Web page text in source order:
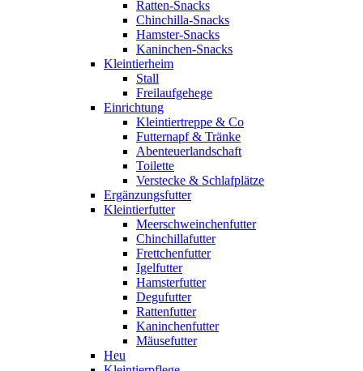
Ratten-Snacks
Chinchilla-Snacks
Hamster-Snacks
Kaninchen-Snacks
Kleintierheim
Stall
Freilaufgehege
Einrichtung
Kleintiertreppe & Co
Futternapf & Tränke
Abenteuerlandschaft
Toilette
Verstecke & Schlafplätze
Ergänzungsfutter
Kleintierfutter
Meerschweinchenfutter
Chinchillafutter
Frettchenfutter
Igelfutter
Hamsterfutter
Degufutter
Rattenfutter
Kaninchenfutter
Mäusefutter
Heu